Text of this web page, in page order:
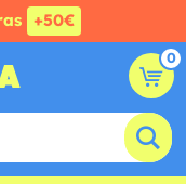
+50€
0